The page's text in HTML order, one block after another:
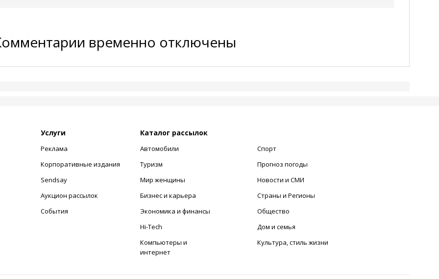
временно отключены
Услуги
Реклама
Корпоративные издания
Sendsay
Аукцион рассылок
События
Каталог рассылок
Автомобили
Туризм
Мир женщины
Бизнес и карьера
Экономика и финансы
Hi-Tech
Компьютеры и
интернет
Спорт
Прогноз погоды
Новости и СМИ
Страны и Регионы
Общество
Дом и семья
Культура, стиль жизни